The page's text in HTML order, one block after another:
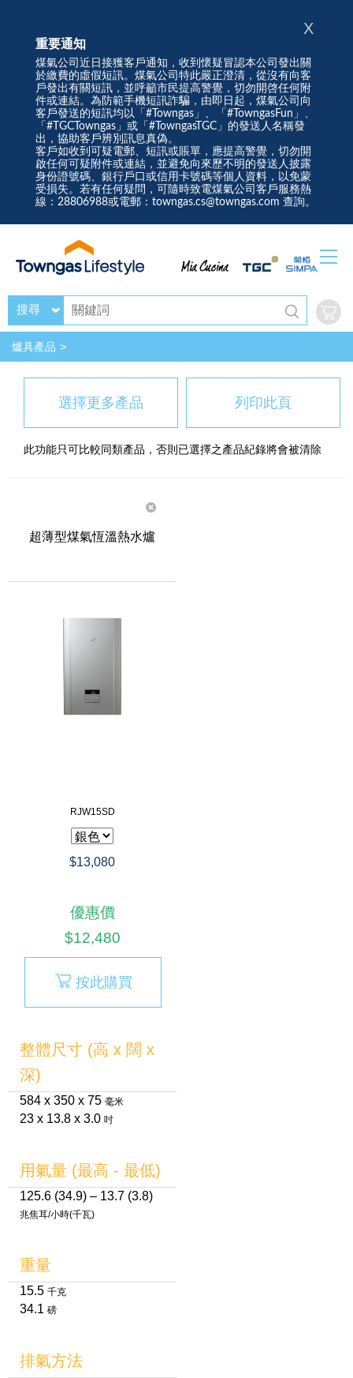
重要通知
煤氣公司近日接獲客戶通知，收到懷疑冒認本公司發出關
於繳費的虛假短訊。煤氣公司特此嚴正澄清，從沒有向客
戶發出有關短訊，並呼籲市民提高警覺，切勿開啓任何附
件或連結。為防範手機短訊詐騙，由即日起，煤氣公司向
客戶發送的短訊均以「#Towngas」、「#TowngasFun」、
「#TGCTowngas」或「#TowngasTGC」的發送人名稱發
出，協助客戶辨別訊息真偽。
客戶如收到可疑電郵、短訊或賬單，應提高警覺，切勿開
啟任何可疑附件或連結，並避免向來歷不明的發送人披露
身份證號碼、銀行戶口或信用卡號碼等個人資料，以免蒙
受損失。若有任何疑問，可隨時致電煤氣公司客戶服務熱
線：28806988或電郵：towngas.cs@towngas.com 查詢。
X
搜尋
爐具產品
選擇更多產品 列印此頁
此功能只可比較同類產品，否則已選擇之產品紀錄將會被清除
超薄型煤氣恆溫熱水爐
RJW15SD
$13,080
優惠價
$12,480
按此購買
整體尺寸 (高 x 闊 x
深)
584 x 350 x 75 毫米
23 x 13.8 x 3.0 吋
用氣量 (最高 - 最低)
125.6 (34.9) – 13.7 (3.8)
兆焦耳/小時(千瓦)
重量
15.5 千克
34.1 磅
排氣方法